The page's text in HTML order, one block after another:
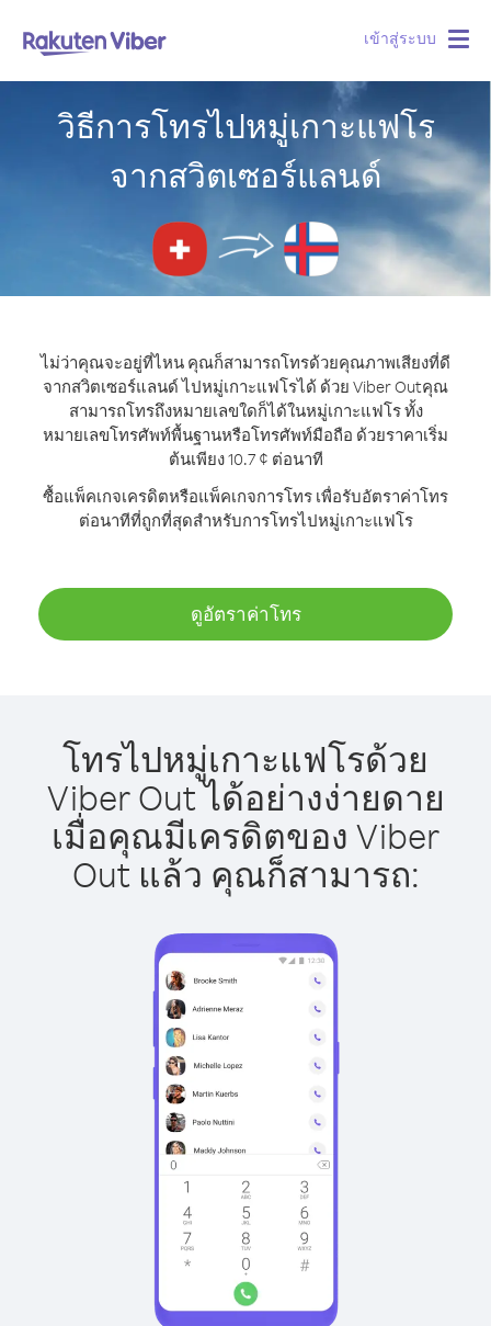
เข้าสู่ระบบ
วิธีการโทรไปหมู่เกาะแฟโร
จากสวิตเซอร์แลนด์
ไม่ว่าคุณจะอยู่ที่ไหน คุณก็สามารถโทรด้วยคุณภาพเสียงที่ดี
จากสวิตเซอร์แลนด์ ไปหมู่เกาะแฟโรได้ ด้วย Viber Outคุณ
สามารถโทรถึงหมายเลขใดก็ได้ในหมู่เกาะแฟโร ทั้ง
หมายเลขโทรศัพท์พื้นฐานหรือโทรศัพท์มือถือ ด้วยราคาเริ่ม
ต้นเพียง 10.7 ¢ ต่อนาที
ซื้อแพ็คเกจเครดิตหรือแพ็คเกจการโทร เพื่อรับอัตราค่าโทร
ต่อนาทีที่ถูกที่สุดสำหรับการโทรไปหมู่เกาะแฟโร
ดูอัตราค่าโทร
โทรไปหมู่เกาะแฟโรด้วย
Viber Out ได้อย่างง่ายดาย
เมื่อคุณมีเครดิตของ Viber
Out แล้ว คุณก็สามารถ: